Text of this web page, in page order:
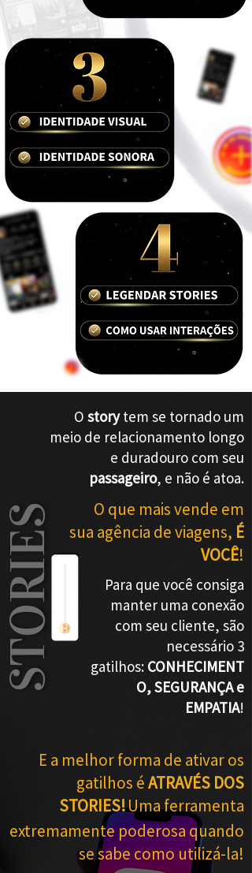
O storytem se tornado um
meio de relacionamento longo
e duradouro com seu
passageiro, e não é atoa.
O que mais vende em
sua agência de viagens, É
VOCÊ!
Para que você consiga
manter uma conexão
com seu cliente, são
necessário 3
gatilhos: CONHECIMENT
O, SEGURANÇA e
EMPATIA!
E a melhor forma de ativar os
gatilhos éATRAVÉS DOS
STORIES!Uma ferramenta
extremamente poderosa quando
se sabe como utilizá-la!